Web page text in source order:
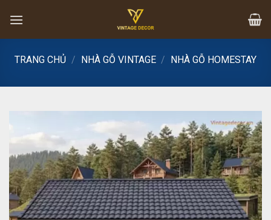
content
TRANG CHỦ / NHÀ GỖ VINTAGE / NHÀ GỖ HOMESTAY